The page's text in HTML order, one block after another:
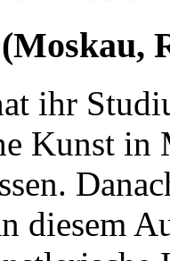
ihr
Kunst in
diesem